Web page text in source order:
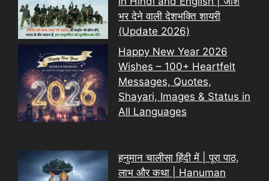
भर देने वाली देशभक्ति शायरी
(Update 2026)
Happy New Year 2026
Wishes – 100+ Heartfelt
Messages, Quotes,
Shayari, Images & Status in
All Languages
हनुमान चालीसा हिंदी में | पूरा पाठ,
लाभ और कथा | Hanuman